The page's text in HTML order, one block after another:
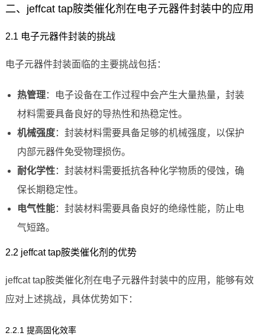
二、jeffcat tap胺类催化剂在电子元器件封装中的应用
2.1 电子元器件封装的挑战
电子元器件封装面临的主要挑战包括：
热管理：电子设备在工作过程中会产生大量热量，封装
材料需要具备良好的导热性和热稳定性。
机械强度：封装材料需要具备足够的机械强度，以保护
内部元器件免受物理损伤。
耐化学性：封装材料需要抵抗各种化学物质的侵蚀，确
保长期稳定性。
电气性能：封装材料需要具备良好的绝缘性能，防止电
气短路。
2.2 jeffcat tap胺类催化剂的优势
jeffcat tap胺类催化剂在电子元器件封装中的应用，能够有效
应对上述挑战，具体优势如下：
2.2.1 提高固化效率